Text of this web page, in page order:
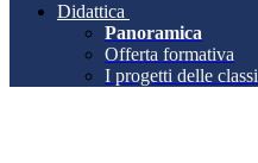
Didattica
Panoramica
Offerta formativa
I progetti delle classi